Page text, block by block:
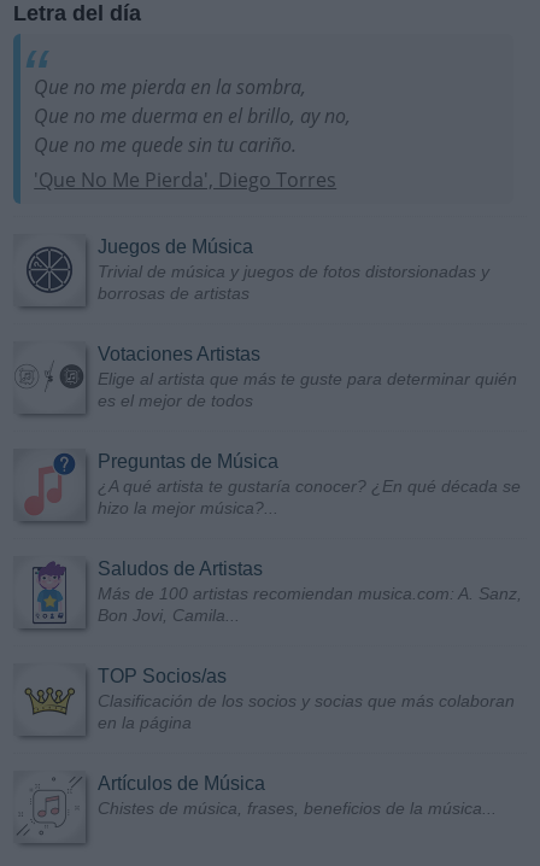
Letra del día
Que no me pierda en la sombra,
Que no me duerma en el brillo, ay no,
Que no me quede sin tu cariño.
'Que No Me Pierda', Diego Torres
Juegos de Música
Trivial de música y juegos de fotos distorsionadas y
borrosas de artistas
Votaciones Artistas
Elige al artista que más te guste para determinar quién
es el mejor de todos
Preguntas de Música
¿A qué artista te gustaría conocer? ¿En qué década se
hizo la mejor música?...
Saludos de Artistas
Más de 100 artistas recomiendan musica.com: A. Sanz,
Bon Jovi, Camila...
TOP Socios/as
Clasificación de los socios y socias que más colaboran
en la página
Artículos de Música
Chistes de música, frases, beneficios de la música...